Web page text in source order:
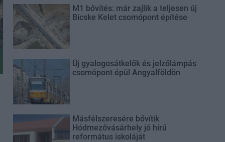
M1 bővítés: már zajlik a teljesen új
Bicske Kelet csomópont építése
Új gyalogosátkelők és jelzőlámpás
csomópont épül Angyalföldön
Másfélszeresére bővítik
Hódmezővásárhely jó hírű
református iskoláját